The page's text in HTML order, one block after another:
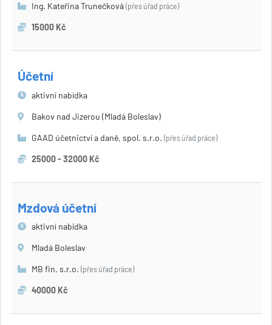
Ing. Kateřina Trunečková (přes úřad práce)
15000 Kč
Účetní
aktivní nabídka
Bakov nad Jizerou (Mladá Boleslav)
GAAD účetnictví a daně, spol. s.r.o. (přes úřad práce)
25000 - 32000 Kč
Mzdová účetní
aktivní nabídka
Mladá Boleslav
MB fin, s.r.o. (přes úřad práce)
40000 Kč